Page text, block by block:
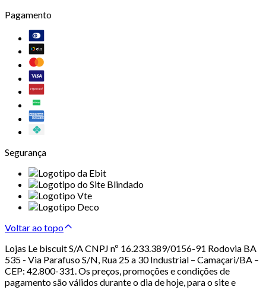
Pagamento
Segurança
Voltar ao topo
Lojas Le biscuit S/A CNPJ nº 16.233.389/0156-91 Rodovia BA
535 - Via Parafuso S/N, Rua 25 a 30 Industrial – Camaçari/BA –
CEP: 42.800-331. Os preços, promoções e condições de
pagamento são válidos durante o dia de hoje, para o site e